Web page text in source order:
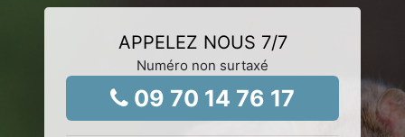
APPELEZ NOUS 7/7
Numéro non surtaxé
09 70 14 76 17